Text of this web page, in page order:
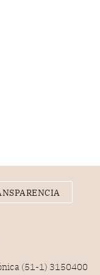
(51-1) 3150400